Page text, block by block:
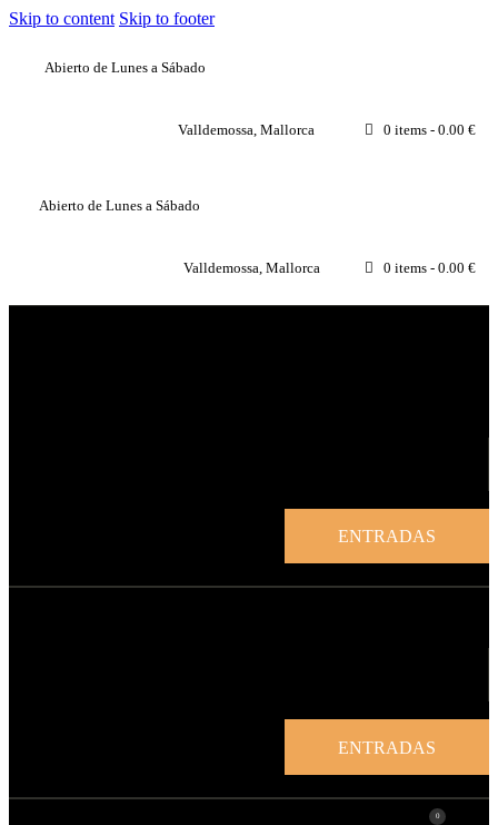
Skip to content Skip to footer
Abierto de Lunes a Sábado
Valldemossa, Mallorca 0 items - 0.00 €
Abierto de Lunes a Sábado
Valldemossa, Mallorca 0 items - 0.00 €
ENTRADAS
ENTRADAS
0